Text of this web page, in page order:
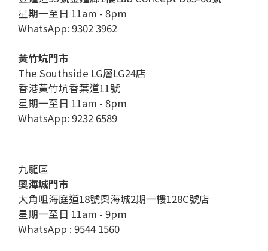
星期一至日 11am - 8pm
WhatsApp: 9302 3962
黃竹坑門市
The Southside LG層LG24店
香港黃竹坑香葉道11號
星期一至日 11am - 8pm
WhatsApp: 9232 6589
九龍區
奧海城門市
大角咀海庭道18號奧海城2期一樓128C號店
星期一至日 11am - 9pm
WhatsApp : 9544 1560